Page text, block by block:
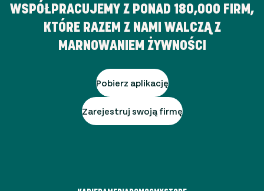
WSPÓŁPRACUJEMY Z PONAD 180,000 FIRM,
KTÓRE RAZEM Z NAMI WALCZĄ Z
MARNOWANIEM ŻYWNOŚCI
Pobierz aplikację
Zarejestruj swoją firmę